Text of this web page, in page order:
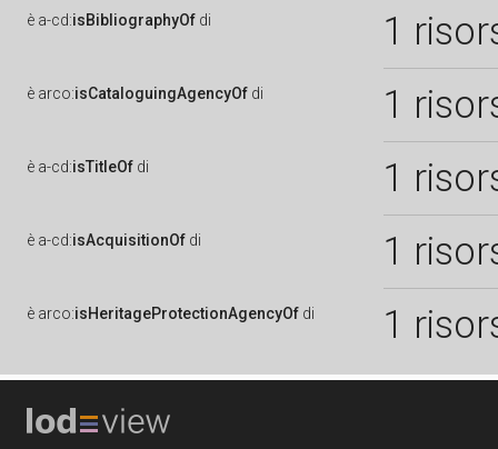
è a-cd:isBibliographyOf di 1
è arco:isCataloguingAgencyOf di 1
è a-cd:isTitleOf di 1
è a-cd:isAcquisitionOf di 1
è arco:isHeritageProtectionAgencyOf di 1